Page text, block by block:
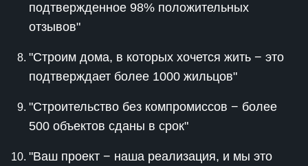
подтвержденное 98% положительных
отзывов"
"Строим дома, в которых хочется жить − это
подтверждает более 1000 жильцов"
"Строительство без компромиссов − более
500 объектов сданы в срок"
"Ваш проект − наша реализация, и мы это